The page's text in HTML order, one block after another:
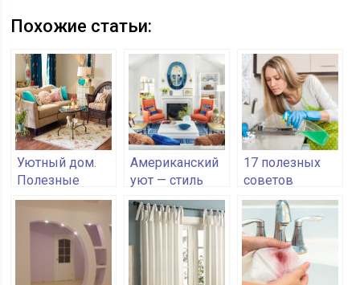
Похожие статьи:
Уютный дом.
Полезные
советы для
хозяюшек
Американский
уют — стиль
оформления от
янки
17 полезных
советов
хозяйкам, для
дома, для
семьи